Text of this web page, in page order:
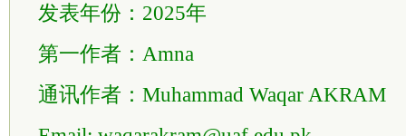
发表年份：2025年
第一作者：Amna
通讯作者：Muhammad Waqar AKRAM